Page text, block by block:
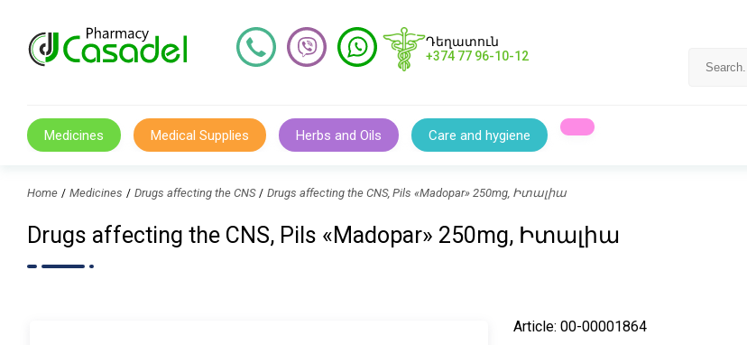
Դեղատուն
+374 77 96-10-12
Medicines Medical Supplies Herbs and Oils Care and hygiene
Home Medicines Drugs affecting the CNS Drugs affecting the CNS, Pils «Madopar» 250mg, Իտալիա
Drugs affecting the CNS, Pils «Madopar» 250mg, Իտալիա
Article: 00-00001864